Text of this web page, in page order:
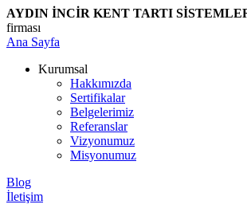
AYDIN İNCİR KENT TARTI
firması
Ana Sayfa
Kurumsal
Hakkımızda
Sertifikalar
Belgelerimiz
Referanslar
Vizyonumuz
Misyonumuz
Blog
İletişim